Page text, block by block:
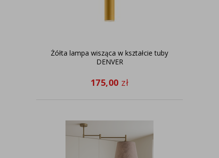
Żółta lampa wisząca w kształcie tuby
DENVER
175,00 zł